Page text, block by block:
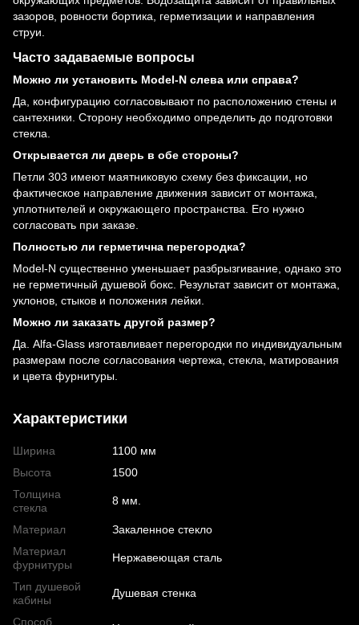
зазоров, ровности бортика, герметизации и направления
струи.
Часто задаваемые вопросы
Можно ли установить Model-N слева или справа?
Да, конфигурацию согласовывают по расположению стены и
сантехники. Сторону необходимо определить до подготовки
стекла.
Открывается ли дверь в обе стороны?
Петли 303 имеют маятниковую схему без фиксации, но
фактическое направление движения зависит от монтажа,
уплотнителей и окружающего пространства. Его нужно
согласовать при заказе.
Полностью ли герметична перегородка?
Model-N существенно уменьшает разбрызгивание, однако это
не герметичный душевой бокс. Результат зависит от монтажа,
уклонов, стыков и положения лейки.
Можно ли заказать другой размер?
Да. Alfa-Glass изготавливает перегородки по индивидуальным
размерам после согласования чертежа, стекла, матирования
и цвета фурнитуры.
Характеристики
Ширина
1100 мм
Высота
1500
Толщина
стекла
8 мм.
Материал
Закаленное стекло
Материал
фурнитуры
Нержавеющая сталь
Тип душевой
кабины
Душевая стенка
Способ